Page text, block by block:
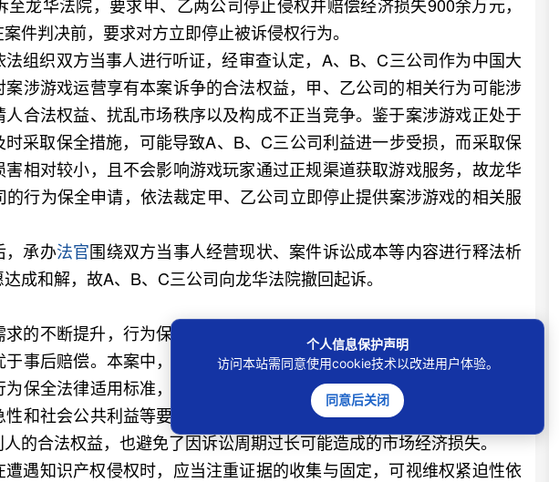
件判决前，要求对方立即停止被诉侵权行为。
织双方当事人进行听证，经审查认定，A、B、C三公司作为中国大
涉游戏运营享有本案诉争的合法权益，甲、乙公司的相关行为可能涉
合法权益、扰乱市场秩序以及构成不正当竞争。鉴于案涉游戏正处于
采取保全措施，可能导致A、B、C三公司利益进一步受损，而采取保
相对较小，且不会影响游戏玩家通过正规渠道获取游戏服务，故龙华
行为保全申请，依法裁定甲、乙公司立即停止提供案涉游戏的相关服
承办法官围绕双方当事人经营现状、案件诉讼成本等内容进行释法析
成和解，故A、B、C三公司向龙华法院撤回起诉。
不断提升，行为保全作为一种民事临时救济措施和先行防御机制，
事后赔偿。本案中，龙华法院首次适用知识产权行为保全制度，在审
保全法律适用标准，兼顾申请人与被申请人之间的利益平衡，综合考
和社会公共利益等要件，依法及时作出裁定，并力促双方和解。这一
的合法权益，也避免了因诉讼周期过长可能造成的市场经济损失。
遇知识产权侵权时，应当注重证据的收集与固定，可视维权紧迫性依
个人信息保护声明
访问本站需同意使用cookie技术以改进用户体验。
同意后关闭